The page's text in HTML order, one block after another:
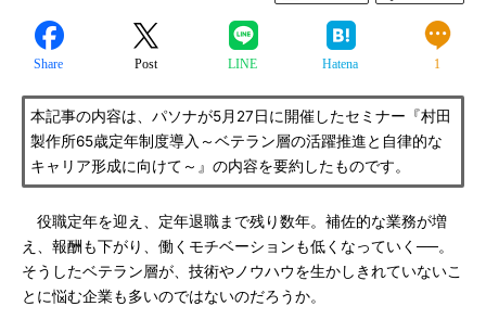
Share Post LINE Hatena 1
本記事の内容は、パソナが5月27日に開催したセミナー『村田
製作所65歳定年制度導入～ベテラン層の活躍推進と自律的な
キャリア形成に向けて～』の内容を要約したものです。
役職定年を迎え、定年退職まで残り数年。補佐的な業務が増
え、報酬も下がり、働くモチベーションも低くなっていく──。
そうしたベテラン層が、技術やノウハウを生かしきれていないこ
とに悩む企業も多いのではないのだろうか。